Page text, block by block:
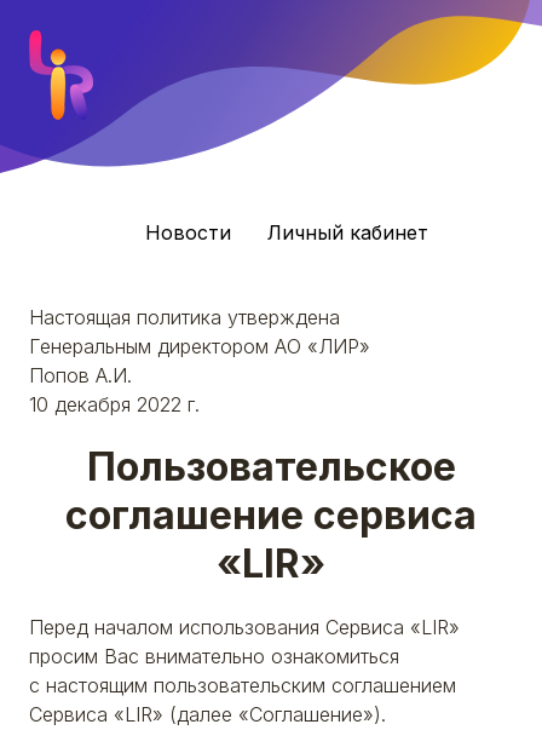
Новости Личный кабинет
Настоящая политика утверждена
Генеральным директором АО «ЛИР»
Попов А.И.
10 декабря 2022 г.
Пользовательское
соглашение сервиса
«LIR»
Перед началом использования Сервиса «LIR»
просим Вас внимательно ознакомиться
с настоящим пользовательским соглашением
Сервиса «LIR» (далее «Соглашение»).